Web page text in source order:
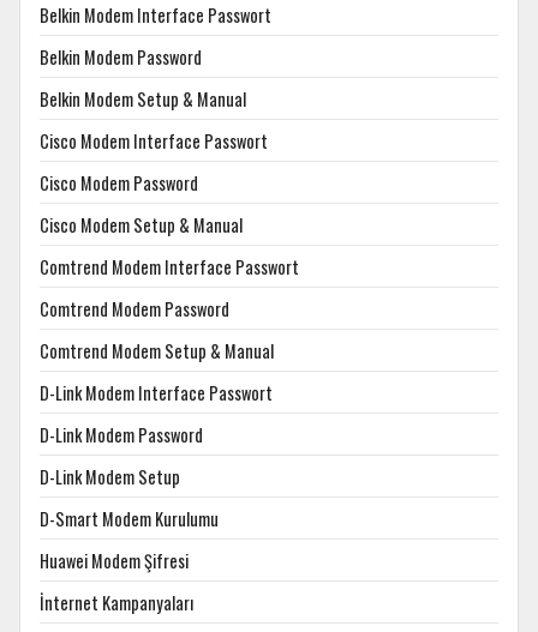
Belkin Modem Interface Passwort
Belkin Modem Password
Belkin Modem Setup & Manual
Cisco Modem Interface Passwort
Cisco Modem Password
Cisco Modem Setup & Manual
Comtrend Modem Interface Passwort
Comtrend Modem Password
Comtrend Modem Setup & Manual
D-Link Modem Interface Passwort
D-Link Modem Password
D-Link Modem Setup
D-Smart Modem Kurulumu
Huawei Modem Şifresi
İnternet Kampanyaları